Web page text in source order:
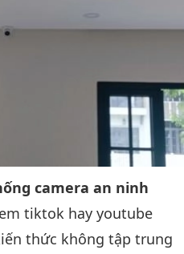
camera an ninh
tiktok hay youtube
thức không tập trung